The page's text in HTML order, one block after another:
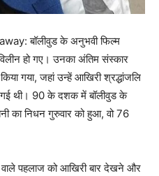
बॉलीवुड के अनुभवी फिल्म
हो गए। उनका अंतिम संस्कार
गया, जहां उन्हें आखिरी श्रद्धांजलि
गई थी। 90 के दशक में बॉलीवुड के
का निधन गुरुवार को हुआ, वो 76
वाले पहलाज को आखिरी बार देखने और